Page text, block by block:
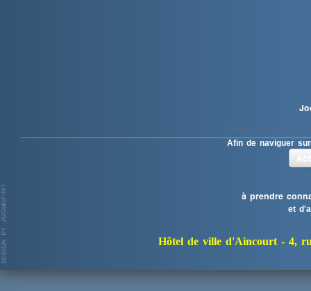
Afin de naviguer
à prendre
et
Hôtel de ville d'Aincourt - 4,